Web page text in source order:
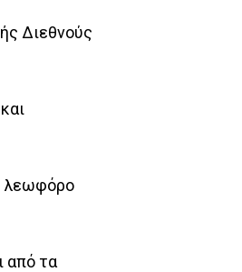
Διεθνούς
λεωφόρο
από τα